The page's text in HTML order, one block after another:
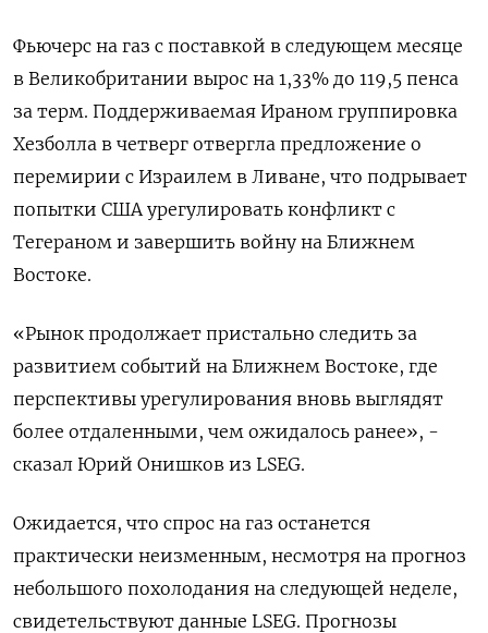
Фьючерс на газ с поставкой в следующем ​месяце
в Великобритании вырос на 1,33% до 119,5 ‌пенса
за терм. Поддерживаемая Ираном группировка
Хезболла в четверг ​отвергла предложение о
перемирии с Израилем в Ливане, что ‌подрывает
попытки США урегулировать конфликт с
Тегераном и завершить войну на Ближнем
Востоке.
«Рынок продолжает пристально следить за ​
развитием событий ​на Ближнем Востоке, ‌где
перспективы урегулирования вновь выглядят
более отдаленными, чем ожидалось ​ранее», -
сказал Юрий Онишков из LSEG.
Ожидается, что спрос на газ останется
практически неизменным, несмотря на прогноз
небольшого похолодания на следующей неделе,
свидетельствуют данные LSEG. Прогнозы